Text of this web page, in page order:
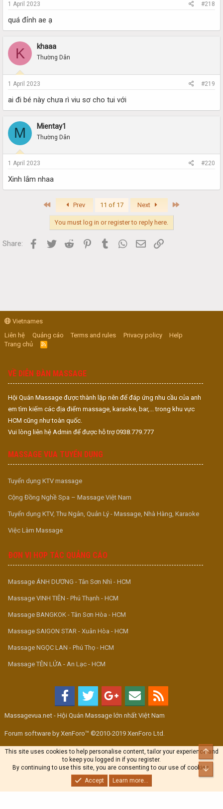
1 April 2023 #218
quá đỉnh ae ạ
K khaaa
Thường Dân
1 April 2023 #219
ai đi bé này chưa rì viu sơ cho tui với
M Mientay1
Thường Dân
1 April 2023 #220
Xinh lắm nhaa
First Prev 11 of 17 Next
You must log in or register to reply here.
Share: Facebook
Twitter Reddit PinterestTumblr WhatsApp
Email
Vietnames
Liên hệ
Quảng cáo Terms and rules Privacy policy
Help
Trang chủ
R
S
VỀ DIỄN ĐÀN MASSAGE
Hội Quán Massage được thành lập nên để đáp ứng nhu cầu của anh
em tìm kiếm các địa điểm massage, karaoke, bar,... trong khu vực
HCM cũng như toàn quốc.
Vui lòng liên hệ Admin để được hỗ trợ 0938.779.777
MASSAGE VUA TUYỂN DỤNG
Tuyển dụng KTV massage
Cộng Đồng Nghề Spa – Massage Việt Nam
Tuyển dụng KTV, Thu Ngân, Quản Lý - Massage, Nhà Hàng, Karaoke
Việc Làm Massage
ĐƠN VỊ HỢP TÁC QUẢNG CÁO
Massage ÁNH DƯƠNG - Tân Sơn Nhì - HCM
Massage VINH TIÊN - Phú Thạnh - HCM
Massage BANGKOK - Tân Sơn Hòa - HCM
Massage SAIGON STAR - Xuân Hòa - HCM
Massage NGỌC LAN - Phú Thọ - HCM
Massage TÊN LỬA - An Lạc - HCM
Massagevua.net - Hội Quán Massage lớn nhất Việt Nam
Forum software by XenForo™ ©2010-2019 XenForo Ltd.
This site uses cookies to help personalise content, tailor your experience and
to keep you logged in if you register.
By continuing to use this site, you are consenting to our use of cookies.
Accept
Learn more...
Top